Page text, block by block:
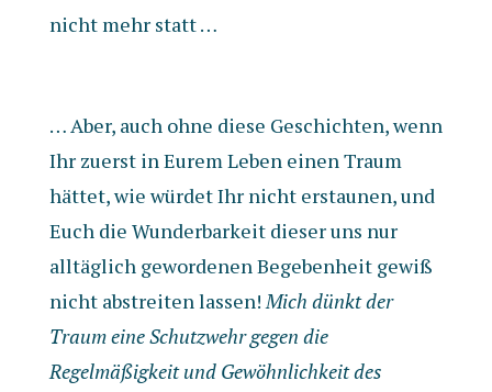
nicht mehr statt …
… Aber, auch ohne diese Geschichten, wenn
Ihr zuerst in Eurem Leben einen Traum
hättet, wie würdet Ihr nicht erstaunen, und
Euch die Wunderbarkeit dieser uns nur
alltäglich gewordenen Begebenheit gewiß
nicht abstreiten lassen!Mich dünkt der
Traum eine Schutzwehr gegen die
Regelmäßigkeit und Gewöhnlichkeit des